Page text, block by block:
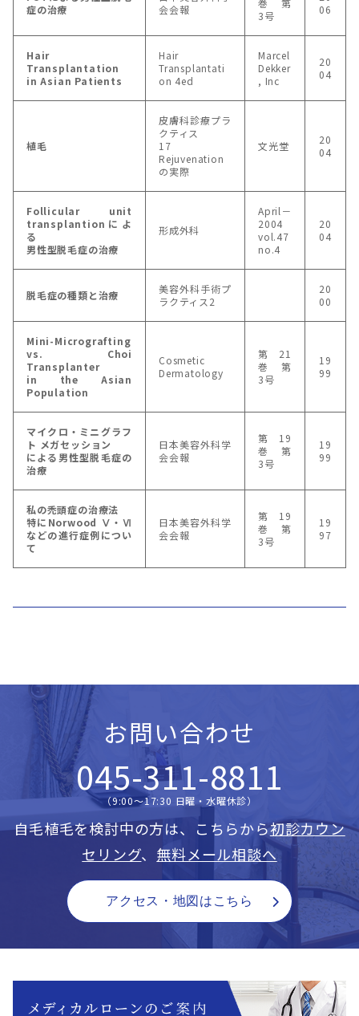
症の治療
会会報
巻 第
3号
06
Hair
Transplantation
in Asian Patients
Hair
Transplantati
on 4ed
Marcel
Dekker
, Inc
20
04
植毛
皮膚科診療プラ
クティス
17
Rejuvenation
の実際
文光堂
20
04
Follicular unit
transplantionによ
る
男性型脱毛症の治療
形成外科
April－
2004
vol.47
no.4
20
04
脱毛症の種類と治療
美容外科手術プ
ラクティス2
20
00
Mini-Micrografting
vs. Choi
Transplanter
in the Asian
Population
Cosmetic
Dermatology
第21
巻 第
3号
19
99
マイクロ・ミニグラフ
ト メガセッション
による男性型脱毛症の
治療
日本美容外科学
会会報
第19
巻 第
3号
19
99
私の禿頭症の治療法
特にNorwood Ⅴ・Ⅵ
などの進行症例につい
て
日本美容外科学
会会報
第19
巻 第
3号
19
97
お問い合わせ
045-311-8811
（9:00〜17:30 日曜・水曜休診）
自毛植毛を検討中の方は、こちらから初診カウン
セリング、 無料メール相談へ
アクセス・地図はこちら